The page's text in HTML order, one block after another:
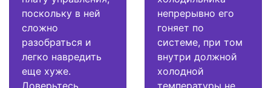
поскольку в ней
сложно
разобраться и
легко навредить
еще хуже.
Доверьтесь
непрерывно его
гоняет по
системе, при том
внутри должной
холодной
температуры не